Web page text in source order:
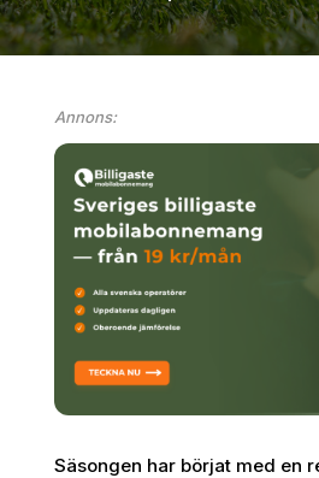
Annons:
Säsongen har börjat med en